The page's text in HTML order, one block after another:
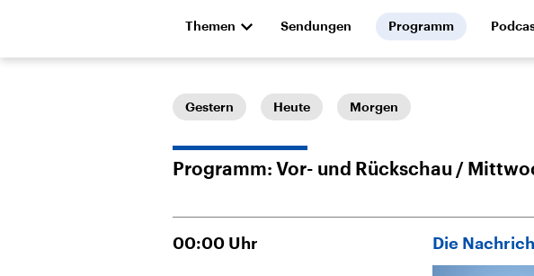
Themen
Die Nachrichten Politik Wirtschaft
Hörspiel und Feature Musik
Landtagswahl Sachsen-
Aktuelle Beiträge,
Sendungen Programm
Gestern Heute Morgen
Programm: Vor- und Rückschau
00:00 Uhr Die